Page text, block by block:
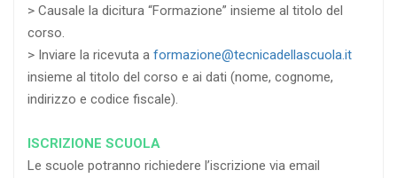
> Causale la dicitura “Formazione” insieme al titolo del
corso.
> Inviare la ricevuta a formazione@tecnicadellascuola.it
insieme al titolo del corso e ai dati (nome, cognome,
indirizzo e codice fiscale).
ISCRIZIONE SCUOLA
Le scuole potranno richiedere l’iscrizione via email